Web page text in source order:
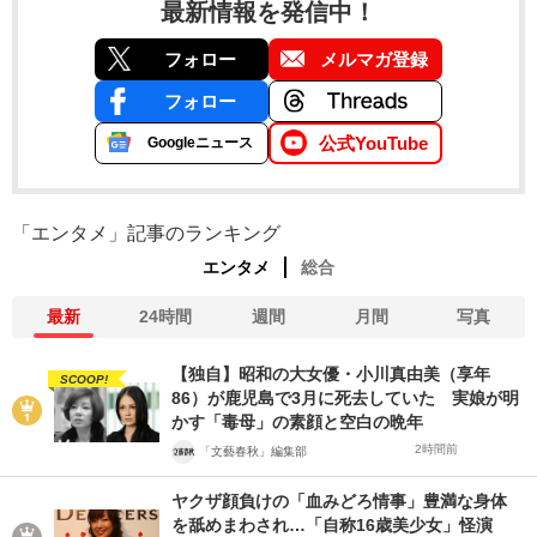
最新情報を発信中！
フォロー メルマガ登録
フォロー
Googleニュース 公式YouTube
「エンタメ」記事のランキング
エンタメ 総合
最新 24時間 週間 月間 写真
SCOOP!
【独自】昭和の大女優・小川真由美（享年
86）が鹿児島で3月に死去していた 実娘が明
かす「毒母」の素顔と空白の晩年
「文藝春秋」編集部 2時間前
ヤクザ顔負けの「血みどろ情事」豊満な身体
を舐めまわされ…「自称16歳美少女」怪演